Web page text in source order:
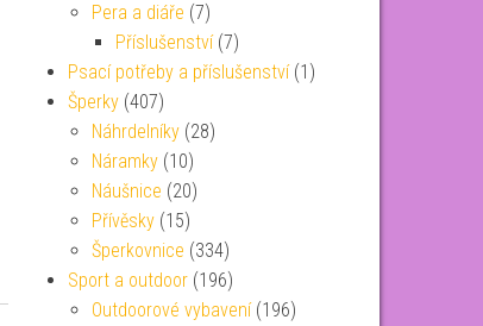
Pera a diáře (7)
Příslušenství (7)
Psací potřeby a příslušenství (1)
Šperky (407)
Náhrdelníky (28)
Náramky (10)
Náušnice (20)
Přívěsky (15)
Šperkovnice (334)
Sport a outdoor (196)
Outdoorové vybavení (196)